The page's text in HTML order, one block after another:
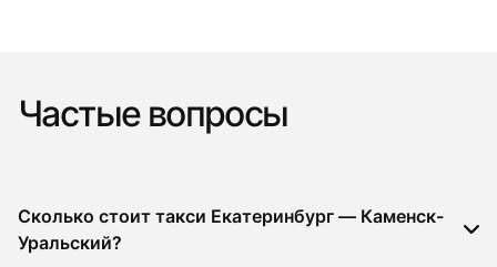
Частые вопросы
Сколько стоит такси Екатеринбург — Каменск-
Уральский?